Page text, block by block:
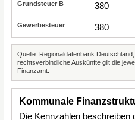
380
380
Quelle: Regionaldatenbank
rechtsverbindliche Auskünfte gilt die
Finanzamt.
Kommunale
Die Kennzahlen beschreiben